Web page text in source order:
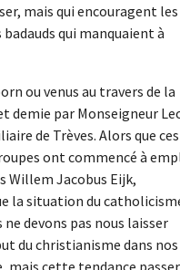
mais qui encouragent les
qui manquaient à
ou venus au travers de la
demie par Monseigneur
de Trèves. Alors que ces
ont commencé à
Willem Jacobus Eijk,
la situation du
devons pas nous laisser
du christianisme dans nos